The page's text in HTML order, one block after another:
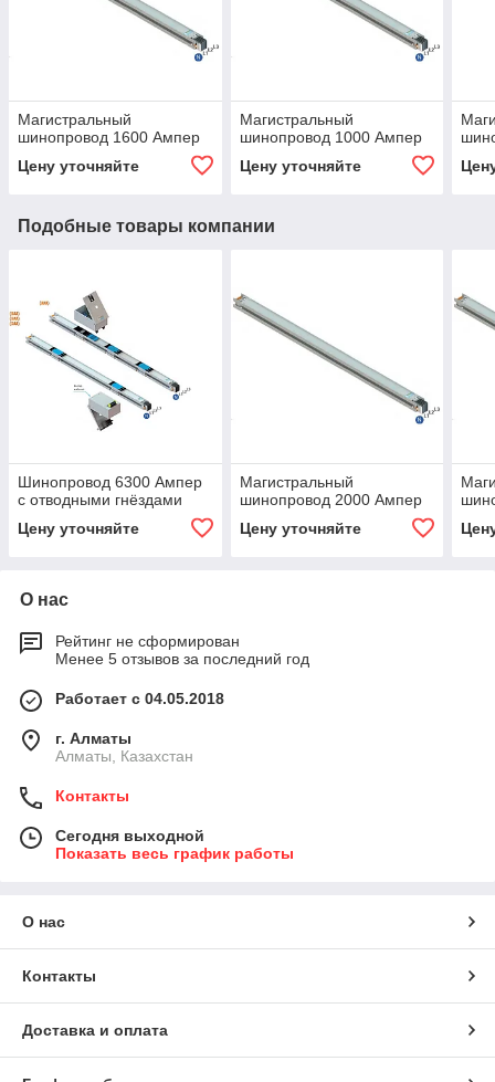
Магистральный
шинопровод 1600 Ампер
Цену уточняйте
Магистральный
шинопровод 1000 Ампер
Цену уточняйте
Подобные товары компании
Шинопровод 6300 Ампер
с отводными гнёздами
Цену уточняйте
Магистральный
шинопровод 2000 Ампер
Цену уточняйте
О нас
Рейтинг не сформирован
Менее 5 отзывов за последний год
Работает с 04.05.2018
г. Алматы
Алматы, Казахстан
Контакты
Сегодня выходной
Показать весь график работы
О нас
Контакты
Доставка и оплата